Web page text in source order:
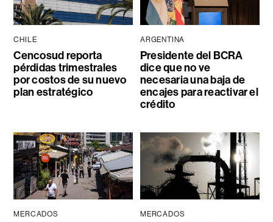
CHILE
Cencosud reporta
pérdidas trimestrales
por costos de su nuevo
plan estratégico
ARGENTINA
Presidente del BCRA
dice que no ve
necesaria una baja de
encajes para reactivar el
crédito
MERCADOS MERCADOS